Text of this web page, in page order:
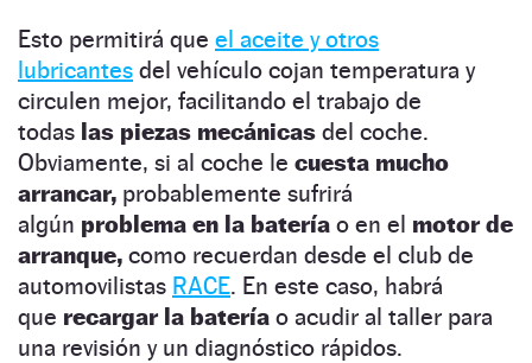
Esto permitirá que el aceite y otros
lubricantes del vehículo cojan temperatura y
circulen mejor, facilitando el trabajo de
todas las piezas mecánicas del coche.
Obviamente, si al coche le cuesta mucho
arrancar, probablemente sufrirá
algún problema en la batería o en el motor de
arranque, como recuerdan desde el club de
automovilistas RACE. En este caso, habrá
que recargar la batería o acudir al taller para
una revisión y un diagnóstico rápidos.